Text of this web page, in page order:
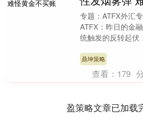
专题：ATFX外汇
ATFX：昨日的金
统触发的反转起伏
了所谓的4....
鼎坤策略
查看： 179
盈策略文章已加载